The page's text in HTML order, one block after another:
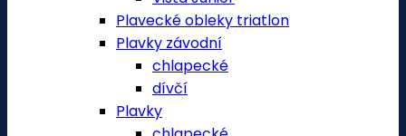
Plavecké obleky triatlon
Plavky závodní
chlapecké
dívčí
Plavky